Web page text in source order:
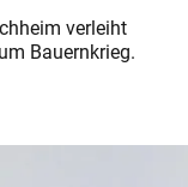
verleiht
Bauernkrieg.